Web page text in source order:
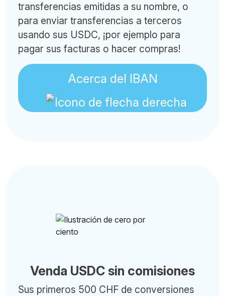
transferencias emitidas a su nombre, o
para enviar transferencias a terceros
usando sus USDC, ¡por ejemplo para
pagar sus facturas o hacer compras!
Acerca del IBAN
Venda USDC sin comisiones
Sus primeros 500 CHF de conversiones